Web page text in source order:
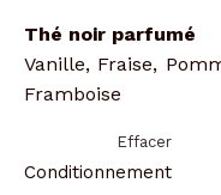
Thé noir parfumé
Vanille, Fraise,
Framboise
Conditionnement
Effacer